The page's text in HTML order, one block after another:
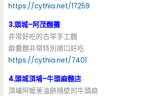
https://cythia.net/17259
3.頭城–阿茂麵攤
非常好吃的古早手工麵
麻醬麵非常特別順口好吃
https://cythia.net/7401
4.頭城頂埔–牛頭麻麵店
頂埔阿嬤蔥油餅隔壁的牛頭麻